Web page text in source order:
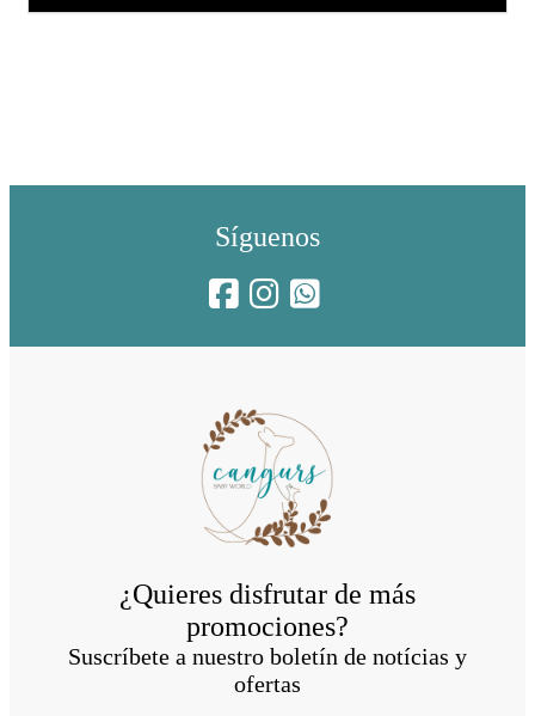
Síguenos
¿Quieres disfrutar de más
promociones?
Suscríbete a nuestro boletín de notícias y
ofertas